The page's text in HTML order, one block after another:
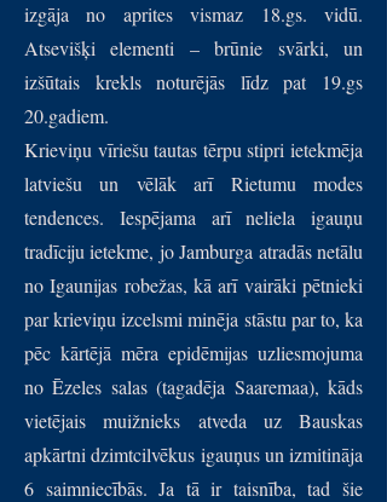
izgāja no aprites vismaz 18.gs. vidū.
Atsevišķi elementi – brūnie svārki, un
izšūtais krekls noturējās līdz pat 19.gs
20.gadiem.
Krieviņu vīriešu tautas tērpu stipri ietekmēja
latviešu un vēlāk arī Rietumu modes
tendences. Iespējama arī neliela igauņu
tradīciju ietekme, jo Jamburga atradās netālu
no Igaunijas robežas, kā arī vairāki pētnieki
par krieviņu izcelsmi minēja stāstu par to, ka
pēc kārtējā mēra epidēmijas uzliesmojuma
no Ēzeles salas (tagadēja Saaremaa), kāds
vietējais muižnieks atveda uz Bauskas
apkārtni dzimtcilvēkus igauņus un izmitināja
6 saimniecībās. Ja tā ir taisnība, tad šie